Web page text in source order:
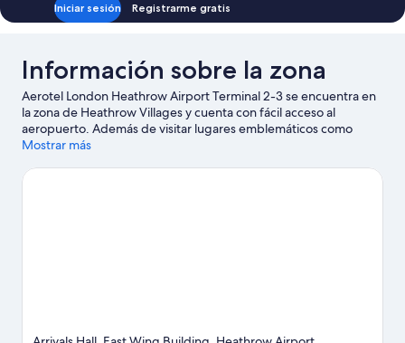
Iniciar sesión Registrarme gratis
Información sobre la zona
Aerotel London Heathrow Airport Terminal 2-3 se encuentra en
la zona de Heathrow Villages y cuenta con fácil acceso al
aeropuerto. Además de visitar lugares emblemáticos como
Windsor Castle y Palacio de Hampton Court, podrás apreciar la
apetece disfrutar de un evento especial? Puedes buscar el
Mostrar más